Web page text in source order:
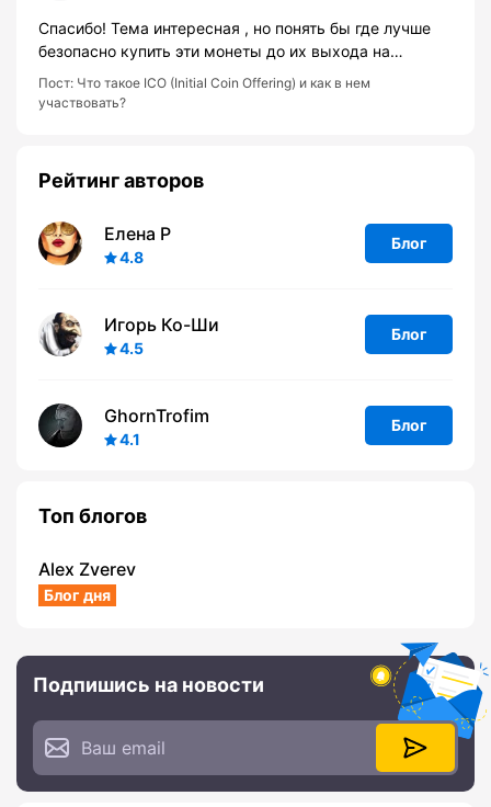
Спасибо! Тема интересная , но понять бы где лучше
безопасно купить эти монеты до их выхода на…
Пост: Что такое ICO (Initial Coin Offering) и как в нем
участвовать?
Рейтинг авторов
Елена Р
4.8
Блог
Игорь Ко-Ши
4.5
Блог
GhornTrofim
4.1
Блог
Топ блогов
Alex Zverev
Блог дня
Подпишись на новости